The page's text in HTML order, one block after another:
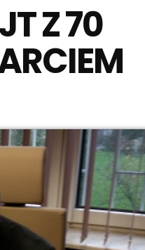
Z 70